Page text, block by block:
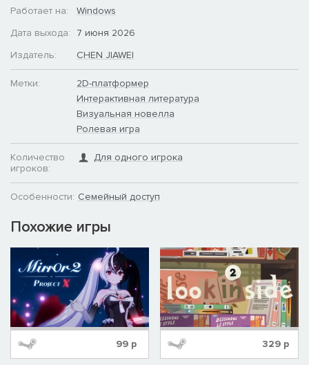
Работает на:
Windows
Дата выхода:
7 июня 2026
Издатель:
CHEN JIAWEI
Метки:
2D-платформер
Интерактивная литература
Визуальная новелла
Ролевая игра
Количество
игроков:
Для одного игрока
Особенности: Семейный доступ
Похожие игры
99р 329 р